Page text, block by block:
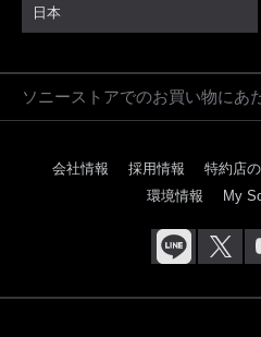
日本
ソニーストアでのお買い物にあ
会社情報 採用情報 特約店
環境情報
My